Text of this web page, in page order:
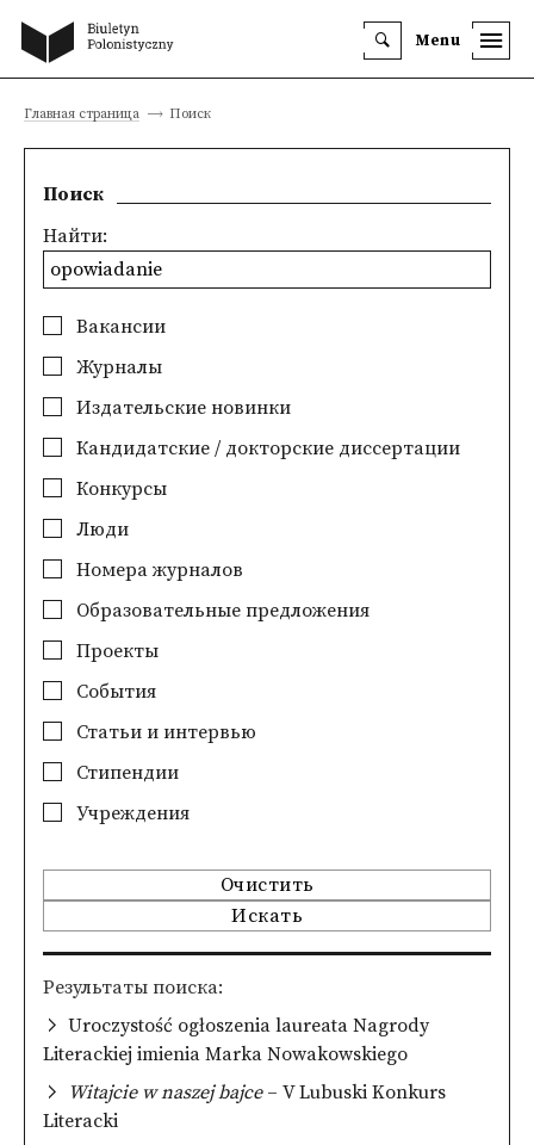
Menu
Главная страница Поиск
Поиск
Найти:
Вакансии
Журналы
Издательские новинки
Кандидатские / докторские диссертации
Конкурсы
Люди
Номера журналов
Образовательные предложения
Проекты
События
Статьи и интервью
Стипендии
Учреждения
Очистить
Искать
Pезультаты поиска
Uroczystość ogłoszenia laureata Nagrody
Literackiej imienia Marka Nowakowskiego
Witajcie w naszej bajce – V Lubuski Konkurs
Literacki